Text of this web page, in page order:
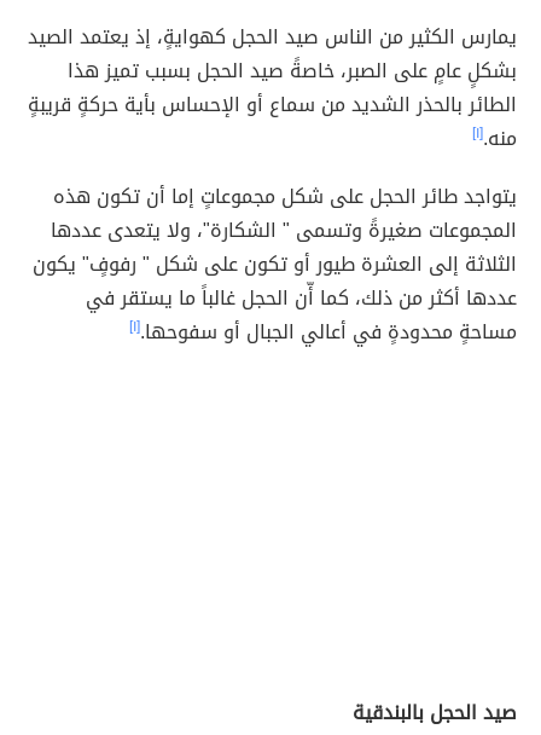
يمارس الكثير من الناس صيد الحجل كهوايةٍ، إذ يعتمد الصيد
بشكلٍ عامٍ على الصبر، خاصةً صيد الحجل بسبب تميز هذا
الطائر بالحذر الشديد من سماع أو الإحساس بأية حركةٍ قريبةٍ
منه.[١]
يتواجد طائر الحجل على شكل مجموعاتٍ إما أن تكون هذه
المجموعات صغيرةً وتسمى " الشكارة"، ولا يتعدى عددها
الثلاثة إلى العشرة طيور أو تكون على شكل " رفوفٍ" يكون
عددها أكثر من ذلك، كما أّن الحجل غالباً ما يستقر في
مساحةٍ محدودةٍ في أعالي الجبال أو سفوحها.[١]
صيد الحجل بالبندقية